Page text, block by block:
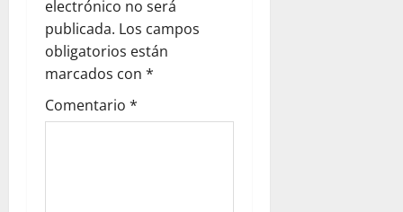
electrónico no será
publicada. Los campos
obligatorios están
marcados con *
Comentario *